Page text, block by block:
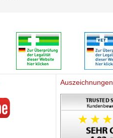
Auszeichnungen